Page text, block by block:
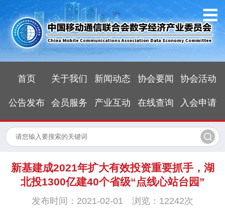
首页 关于我们 新闻动态 协会要闻 协会活动
公告发布 会员服务 产业互动 在线查询 入会申请
新基建成2021年扩大有效投资重要抓手，湖
北投1300亿建40个省级“点线心站台园”
发布时间：2021-02-01 浏览：12242次